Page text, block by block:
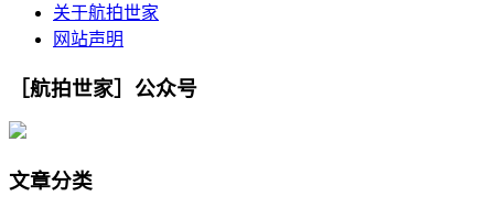
关于航拍世家
网站声明
［航拍世家］公众号
文章分类